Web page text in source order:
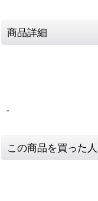
商品詳細
-
この商品を買った